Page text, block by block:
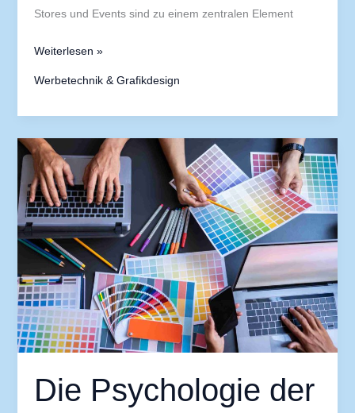
Stores und Events sind zu einem zentralen Element
Weiterlesen »
Werbetechnik & Grafikdesign
Die Psychologie der
Die
Psychologie
der
Farben
im
Grafikdesign